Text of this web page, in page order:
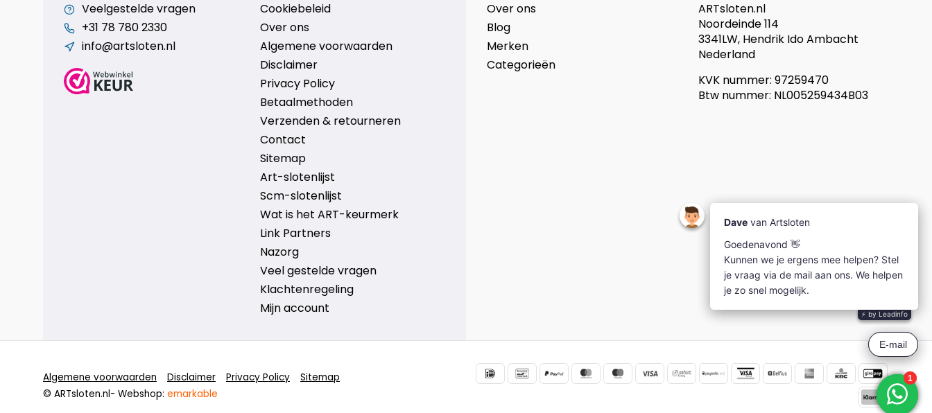
Veelgestelde vragen
+31 78 780 2330
info@artsloten.nl
Cookiebeleid
Over ons
Algemene voorwaarden
Disclaimer
Privacy Policy
Betaalmethoden
Verzenden & retourneren
Contact
Sitemap
Art-slotenlijst
Scm-slotenlijst
Wat is het ART-keurmerk
Link Partners
Nazorg
Veel gestelde vragen
Klachtenregeling
Mijn account
Over ons
Blog
Merken
Categorieën
ARTsloten.nl
Noordeinde 114
3341LW, Hendrik Ido Ambacht
Nederland
KVK nummer: 97259470
Btw nummer: NL005259434B03
Algemene voorwaarden Disclaimer Privacy Policy
Sitemap
© ARTsloten.nl- Webshop: emarkable